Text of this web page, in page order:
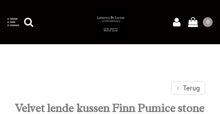
0
Terug
Velvet lende kussen Finn Pumice stone